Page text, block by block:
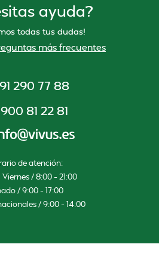
ayuda?
todas tus dudas!
más frecuentes
91 290 77 88
900 81 22 81
de atención:
Viernes / 8:00 – 21:00
/ 9:00 – 17:00
/ 9:00 – 14:00